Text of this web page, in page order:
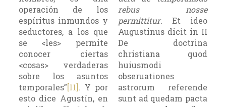
operación de los
espíritus inmundos y
seductores, a los que
se <les> permite
conocer ciertas
<cosas> verdaderas
sobre los asuntos
temporales”[11]. Y por
esto dice Agustín, en
rebus nosse
permittitur. Et ideo
Augustinus dicit in II
De doctrina
christiana quod
huiusmodi
obseruationes
astrorum referende
sunt ad quedam pacta